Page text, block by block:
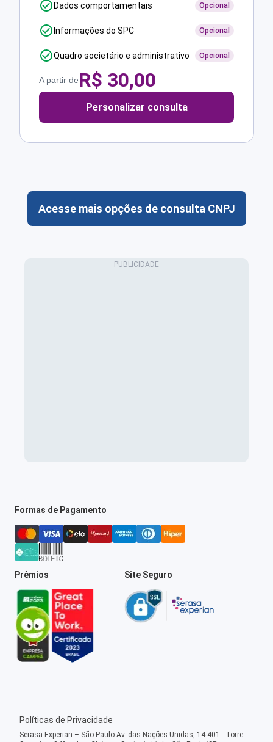
Dados comportamentais Opcional
Informações do SPC Opcional
Quadro societário e administrativo Opcional
A partir deR$ 30,00
Personalizar consulta
Acesse mais opções de consulta CNPJ
Formas de Pagamento
Prêmios Site Seguro
Políticas de Privacidade
Serasa Experian – São Paulo Av. das Nações Unidas, 14.401 - Torre